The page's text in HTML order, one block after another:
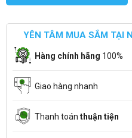
YÊN TÂM MUA SẮM TẠI
Hàng chính hãng 100%
Giao hàng nhanh
Thanh toán thuận tiện